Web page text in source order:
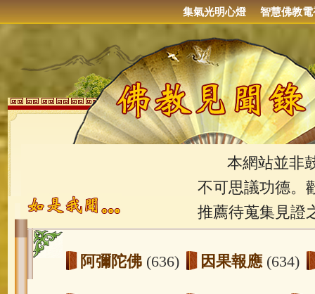
集氣光明心燈 智慧佛教電
本網站並非鼓
不可思議功德。
推薦待蒐集見證
阿彌陀佛 (636) 因果報應 (634)